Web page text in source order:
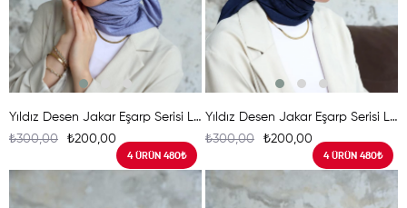
Yıldız Desen Jakar Eşarp Serisi Leylak
₺200,00
₺300,00
4 ÜRÜN 480₺
Yıldız Desen Jakar Eşarp Serisi Lacivert
₺200,00
₺300,00
4 ÜRÜN 480₺